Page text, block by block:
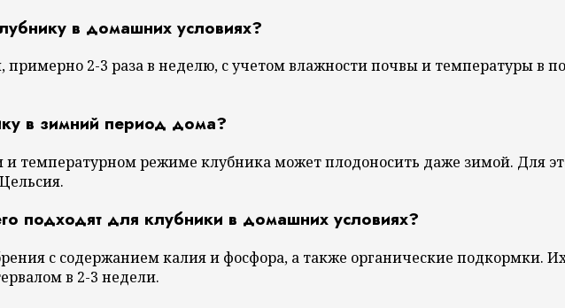
в домашних условиях?
2-3 раза в неделю, с учетом влажности почвы и температуры в
в зимний период дома?
температурном режиме клубника может плодоносить даже зимой. Для
подходят для клубники в домашних условиях?
с содержанием калия и фосфора, а также органические подкормки.
в 2-3 недели.